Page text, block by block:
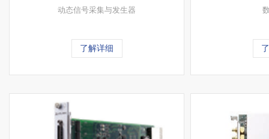
动态信号采集与发生器
了解详细